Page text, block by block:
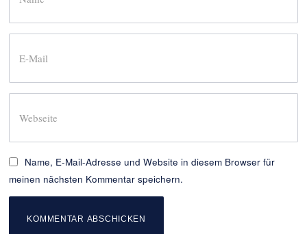
Name, E-Mail-Adresse und Website in diesem Browser für
meinen nächsten Kommentar speichern.